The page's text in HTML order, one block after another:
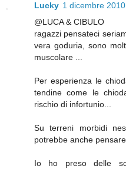
Lucky 1 dicembre
@LUCA & CIBULO
ragazzi pensateci
vera goduria, sono
muscolare ...
Per esperienza le
tendine come le
rischio di infortunio...
Su terreni morbidi
potrebbe anche
Io ho preso delle